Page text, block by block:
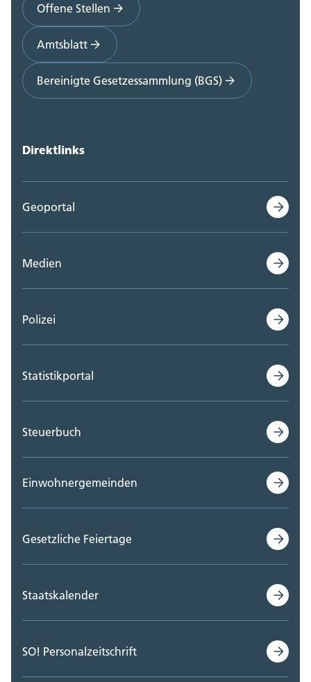
Offene Stellen
Amtsblatt
Bereinigte Gesetzessammlung (BGS)
Direktlinks
Geoportal
Medien
Polizei
Statistikportal
Steuerbuch
Einwohnergemeinden
Gesetzliche Feiertage
Staatskalender
SO! Personalzeitschrift